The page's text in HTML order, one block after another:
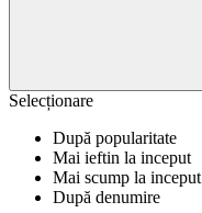
Selecționare
După popularitate
Mai ieftin la inceput
Mai scump la inceput
După denumire